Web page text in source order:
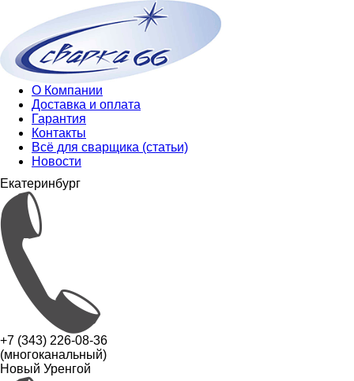
О Компании
Доставка и оплата
Гарантия
Контакты
Всё для сварщика (статьи)
Новости
Екатеринбург
+7 (343) 226-08-36
(многоканальный)
Новый Уренгой